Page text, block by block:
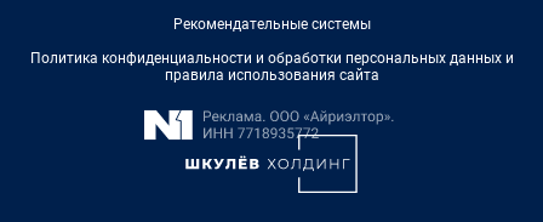
Рекомендательные системы
Политика конфиденциальности и обработки персональных данных и
правила использования сайта